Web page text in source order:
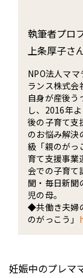
執筆者プロ
上条厚子さ
NPO法人マ
ランス株式会
自身が産後
し、2016年
後の子育て支
のお悩み解決
級「親のがっ
育て支援事業
会での子育て
聞・毎日新聞
児の母。
◆共働き夫婦
のがっこう」
妊娠中のプレマ